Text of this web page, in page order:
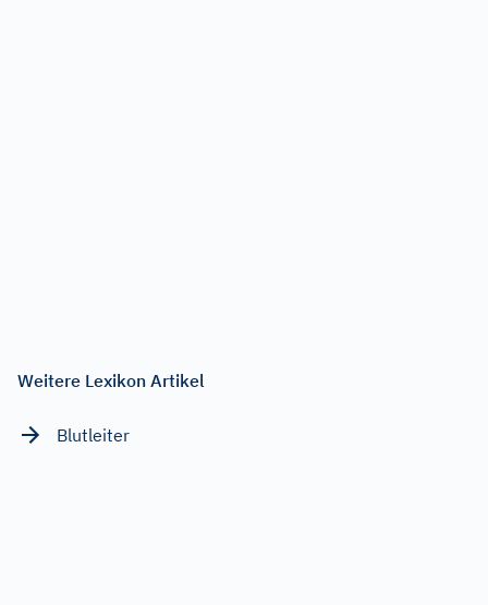
Weitere Lexikon Artikel
Blutleiter